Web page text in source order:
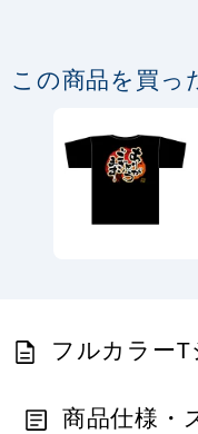
この商品を買っ
フルカラー
商品仕様・